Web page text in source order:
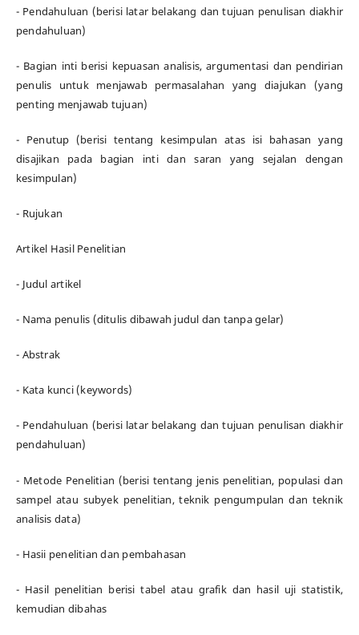
- Pendahuluan (berisi latar belakang dan tujuan penulisan diakhir
pendahuluan)
- Bagian inti berisi kepuasan analisis, argumentasi dan pendirian
penulis untuk menjawab permasalahan yang diajukan (yang
penting menjawab tujuan)
- Penutup (berisi tentang kesimpulan atas isi bahasan yang
disajikan pada bagian inti dan saran yang sejalan dengan
kesimpulan)
- Rujukan
Artikel Hasil Penelitian
- Judul artikel
- Nama penulis (ditulis dibawah judul dan tanpa gelar)
- Abstrak
- Kata kunci (keywords)
- Pendahuluan (berisi latar belakang dan tujuan penulisan diakhir
pendahuluan)
- Metode Penelitian (berisi tentang jenis penelitian, populasi dan
sampel atau subyek penelitian, teknik pengumpulan dan teknik
analisis data)
- Hasii penelitian dan pembahasan
- Hasil penelitian berisi tabel atau grafik dan hasil uji statistik,
kemudian dibahas